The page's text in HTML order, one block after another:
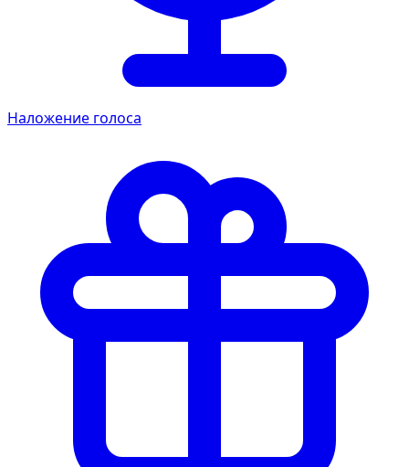
Наложение голоса